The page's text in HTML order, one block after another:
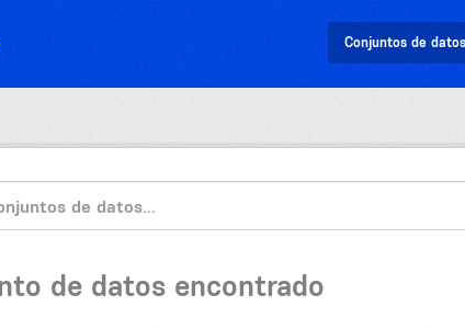
Conjuntos de datos
de datos encontrado